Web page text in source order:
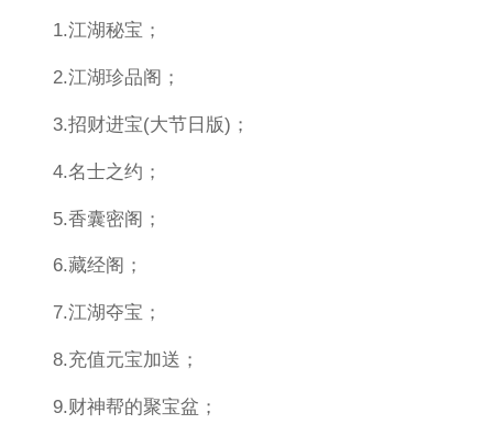
1.江湖秘宝；
2.江湖珍品阁；
3.招财进宝(大节日版)；
4.名士之约；
5.香囊密阁；
6.藏经阁；
7.江湖夺宝；
8.充值元宝加送；
9.财神帮的聚宝盆；